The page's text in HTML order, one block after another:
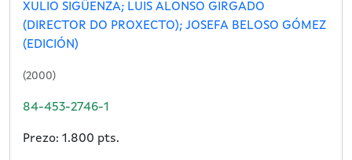
XULIO SIGÜENZA; LUIS ALONSO GIRGADO
(DIRECTOR DO PROXECTO); JOSEFA BELOSO GÓMEZ
(EDICIÓN)
(2000)
84-453-2746-1
Prezo: 1.800 pts.